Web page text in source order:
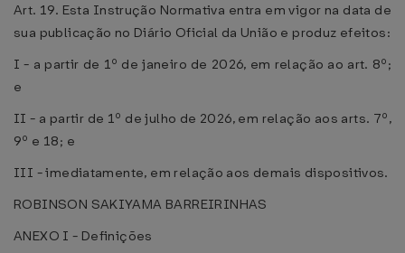
Art. 19. Esta Instrução Normativa entra em vigor na data de
sua publicação no Diário Oficial da União e produz efeitos:
I - a partir de 1º de janeiro de 2026, em relação ao art. 8º;
e
II - a partir de 1º de julho de 2026, em relação aos arts. 7º,
9º e 18; e
III - imediatamente, em relação aos demais dispositivos.
ROBINSON SAKIYAMA BARREIRINHAS
ANEXO I - Definições